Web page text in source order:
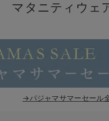
マタニティウ
→パジャマサマーセール